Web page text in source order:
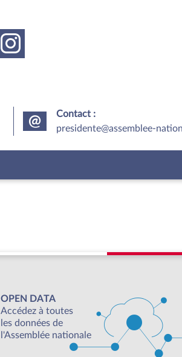
Contact :
presidente@assemblee-
OPEN DATA
Accédez à toutes
les données de
l'Assemblée nationale